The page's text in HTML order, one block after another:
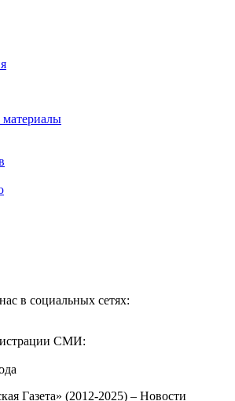
в социальных сетях:
СМИ:
Газета» (2012-2025) – Новости